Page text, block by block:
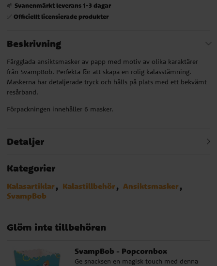
🌱 Svanenmärkt leverans 1-3 dagar
✅ Officiellt licensierade produkter
Beskrivning
Färgglada ansiktsmasker av papp med motiv av olika karaktärer
från SvampBob. Perfekta för att skapa en rolig kalasstämning.
Maskerna har detaljerade tryck och hålls på plats med ett bekvämt
resårband.
Förpackningen innehåller 6 masker.
Detaljer
Kategorier
Kalasartiklar Kalastillbehör
Ansiktsmasker
SvampBob
Glöm inte tillbehören
SvampBob - Popcornbox
Ge snacksen en magisk touch med denna